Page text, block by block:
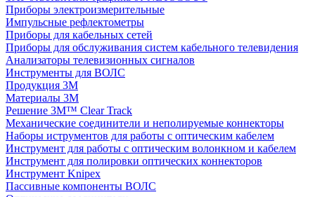
Приборы электроизмерительные
Импульсные рефлектометры
Приборы для кабельных сетей
Приборы для обслуживания систем кабельного телевидения
Анализаторы телевизионных сигналов
Инструменты для ВОЛС
Продукция 3M
Материалы 3М
Решение 3M™ Clear Track
Механические соединители и неполируемые коннекторы
Наборы иструментов для работы с оптическим кабелем
Инструмент для работы с оптическим волонкном и кабелем
Инструмент для полировки оптических коннекторов
Инструмент Knipex
Пассивные компоненты ВОЛС